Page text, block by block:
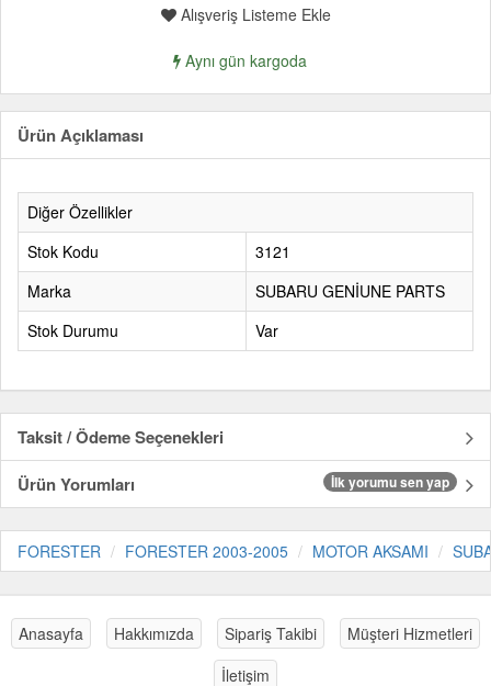
Alışveriş Listeme Ekle
Aynı gün kargoda
Ürün Açıklaması
Diğer Özellikler
Stok Kodu
3121
Marka
SUBARU GENİUNE PARTS
Stok Durumu
Var
Taksit / Ödeme Seçenekleri
Ürün Yorumları
İlk yorumu sen yap
FORESTER FORESTER 2003-2005 MOTOR AKSAMI
Anasayfa Hakkımızda Sipariş Takibi
Müşteri Hizmetleri
İletişim